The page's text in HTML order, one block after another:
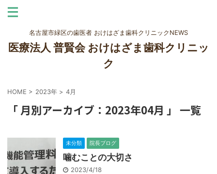
名古屋市緑区の歯医者 おけはざま歯科クリニックNEWS
医療法人 普賢会 おけはざま歯科クリニッ
ク
HOME > 2023年 > 4月
「 月別アーカイブ：2023年04月 」 一覧
未分類 院長ブログ
噛むことの大切さ
2023/4/18